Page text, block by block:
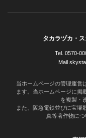
タカラヅカ・
Tel. 0570-
Mail
当ホームページの管理運営
ます。当ホームページに掲
を複製・
また、阪急電鉄並びに宝塚
真等著作物につ